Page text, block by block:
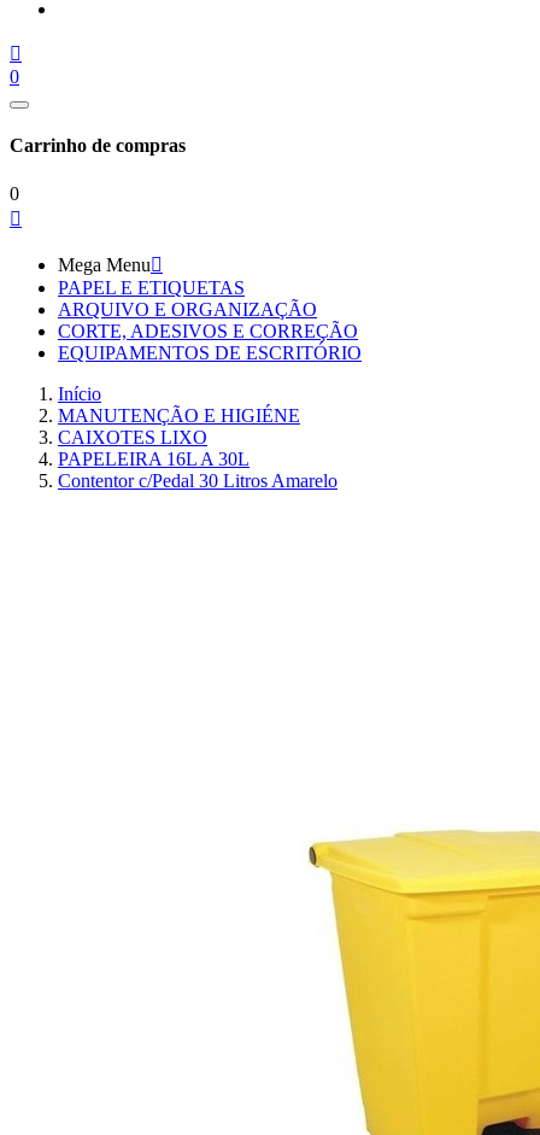

0
Carrinho de compras
0

Mega Menu
PAPEL E ETIQUETAS
ARQUIVO E ORGANIZAÇÃO
CORTE, ADESIVOS E CORREÇÃO
EQUIPAMENTOS DE ESCRITÓRIO
Início
MANUTENÇÃO E HIGIÉNE
CAIXOTES LIXO
PAPELEIRA 16L A 30L
Contentor c/Pedal 30 Litros Amarelo